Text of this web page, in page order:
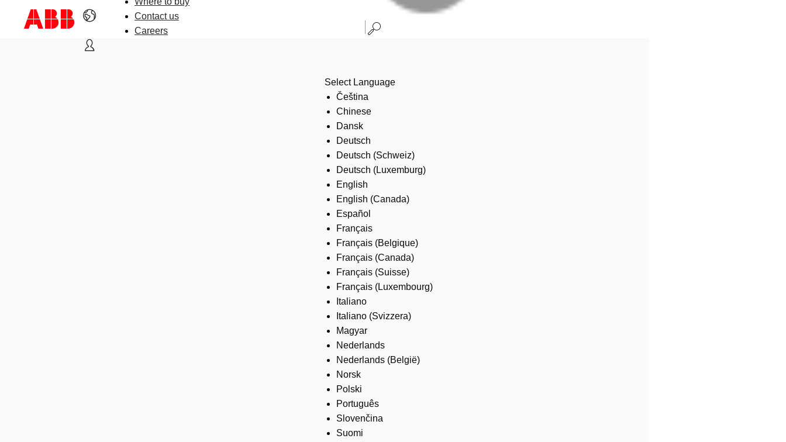
Contact us
Careers
Select Language
Čeština
Chinese
Dansk
Deutsch
Deutsch (Schweiz)
Deutsch (Luxemburg)
English
English (Canada)
Español
Français
Français (Belgique)
Français (Canada)
Français (Suisse)
Français (Luxembourg)
Italiano
Italiano (Svizzera)
Magyar
Nederlands
Nederlands (België)
Norsk
Polski
Português
Slovenčina
Suomi